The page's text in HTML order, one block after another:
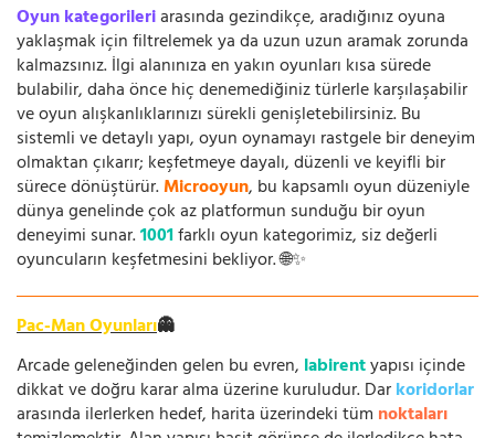
Oyun kategorileriarasında gezindikçe, aradığınız oyuna
yaklaşmak için filtrelemek ya da uzun uzun aramak zorunda
kalmazsınız. İlgi alanınıza en yakın oyunları kısa sürede
bulabilir, daha önce hiç denemediğiniz türlerle karşılaşabilir
ve oyun alışkanlıklarınızı sürekli genişletebilirsiniz. Bu
sistemli ve detaylı yapı, oyun oynamayı rastgele bir deneyim
olmaktan çıkarır; keşfetmeye dayalı, düzenli ve keyifli bir
sürece dönüştürür.Microoyun, bu kapsamlı oyun düzeniyle
dünya genelinde çok az platformun sunduğu bir oyun
deneyimi sunar.1001farklı oyun kategorimiz, siz değerli
oyuncuların keşfetmesini bekliyor. 🌐✨
Pac-Man Oyunları👻
Arcade geleneğinden gelen bu evren, labirentyapısı içinde
dikkat ve doğru karar alma üzerine kuruludur. Darkoridorlar
arasında ilerlerken hedef, harita üzerindeki tüm noktaları